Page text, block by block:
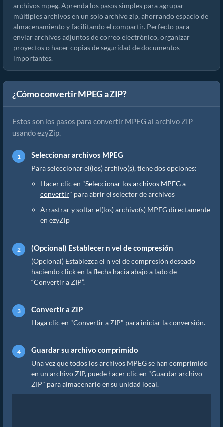
archivos mpeg. Aprenda los pasos simples para agrupar
múltiples archivos en un solo archivo zip, ahorrando espacio de
almacenamiento y facilitando el compartir. Perfecto para
enviar archivos adjuntos de correo electrónico, organizar
proyectos o hacer copias de seguridad de documentos
importantes.
¿Cómo convertir MPEG a ZIP?
Estos son los pasos para convertir MPEG al archivo ZIP
usando ezyZip.
Seleccionar archivos MPEG
Para seleccionar el(los) archivo(s), tiene dos opciones:
Hacer clic en "Seleccionar los archivos MPEG a
convertir" para abrir el selector de archivos
Arrastrar y soltar el(los) archivo(s) MPEG directamente
en ezyZip
(Opcional) Establecer nivel de compresión
(Opcional) Establezca el nivel de compresión deseado
haciendo click en la flecha hacia abajo a lado de
“Convertir a ZIP”.
Convertir a ZIP
Haga clic en "Convertir a ZIP" para iniciar la conversión.
Guardar su archivo comprimido
Una vez que todos los archivos MPEG se han comprimido
en un archivo ZIP, puede hacer clic en "Guardar archivo
ZIP" para almacenarlo en su unidad local.